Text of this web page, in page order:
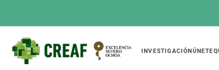
Main
INVESTIGACIÓN ÚNETE